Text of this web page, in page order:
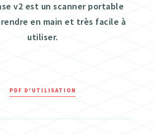
v2 est un scanner portable
en main et très facile à
utiliser.
PDF D'UTILISATION